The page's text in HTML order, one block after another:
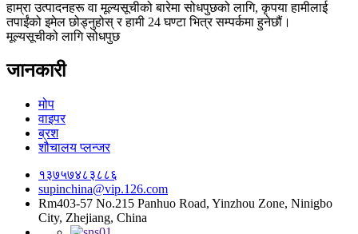
हाम्रा उत्पादनहरू वा मूल्यसूचीको बारेमा सोधपुछको लागि, कृपया हामीलाई
तपाईंको इमेल छोड्नुहोस् र हामी 24 घण्टा भित्र सम्पर्कमा हुनेछौं।
मूल्यसूचीको लागि सोधपुछ
जानकारी
मोप
वाइपर
ब्रश
शौचालय प्लन्जर
१३७५७४८३८८६
supinchina@vip.126.com
Rm403-57 No.215 Panhuo Road, Yinzhou Zone, Ninigbo
City, Zhejiang, China